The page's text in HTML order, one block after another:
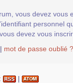
vous devez vous
personnel
devez vous
| mot de passe oublié ?
|